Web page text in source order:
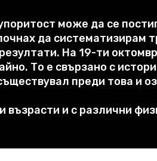
може да се
да систематизирам
. На 19-ти
. То е свързано с
преди това и
възрасти и с различни